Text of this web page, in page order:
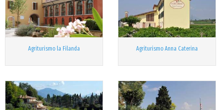
Agriturismo la Filanda Agriturismo Anna Caterina